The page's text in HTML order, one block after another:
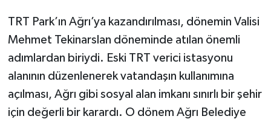
TRT Park’ın Ağrı’ya kazandırılması, dönemin Valisi
Mehmet Tekinarslan döneminde atılan önemli
adımlardan biriydi. Eski TRT verici istasyonu
alanının düzenlenerek vatandaşın kullanımına
açılması, Ağrı gibi sosyal alan imkanı sınırlı bir şehir
için değerli bir karardı. O dönem Ağrı Belediye